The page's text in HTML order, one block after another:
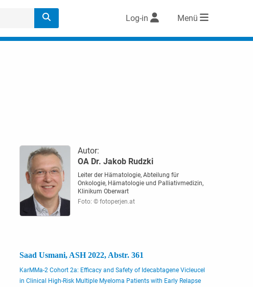
Log-in Menü
Autor:
OA Dr. Jakob Rudzki
Leiter der Hämatologie, Abteilung für
Onkologie, Hämatologie und Palliativmedizin,
Klinikum Oberwart
Foto: © fotoperjen.at
Saad Usmani, ASH 2022, Abstr. 361
KarMMa-2 Cohort 2a: Efficacy and Safety of Idecabtagene Vicleucel
in Clinical High-Risk Multiple Myeloma Patients with Early Relapse